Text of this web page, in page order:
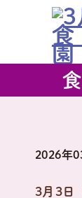
2026年
3月3日